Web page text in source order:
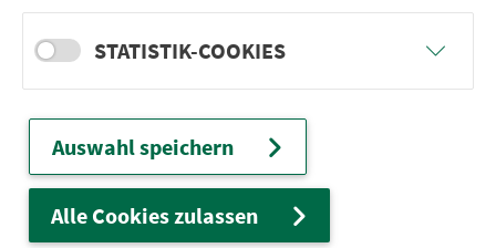
Rentweinsdorf Ortsmitte
Ver­kehrs­ver­bund Groß­raum
STATISTIK-COOKIES
Auswahl speichern
Alle Cookies zulassen